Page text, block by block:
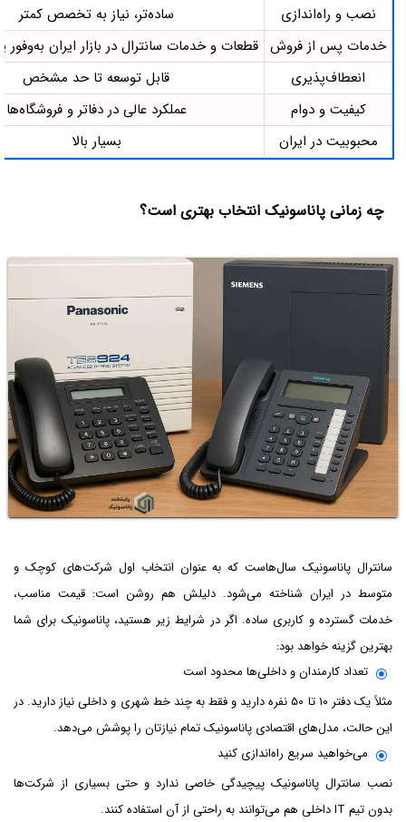
نصب و راه‌اندازی
ساده‌تر، نیاز به تخصص کمتر
خدمات پس از فروش قطعات و خدمات سانترال در بازار ایران
انعطاف‌پذیری
قابل توسعه تا حد مشخص
کیفیت و دوام
عملکرد عالی در دفاتر و فروشگاه‌ها
محبوبیت در ایران
بسیار بالا
چه زمانی پاناسونیک انتخاب بهتری است؟
سانترال پاناسونیک سال‌هاست که به عنوان انتخاب اول شرکت‌های کوچک و
متوسط در ایران شناخته می‌شود. دلیلش هم روشن است: قیمت مناسب،
خدمات گسترده و کاربری ساده. اگر در شرایط زیر هستید، پاناسونیک برای شما
بهترین گزینه خواهد بود:
تعداد کارمندان و داخلی‌ها محدود است
مثلاً یک دفتر ۱۰ تا ۵۰ نفره دارید و فقط به چند خط شهری و داخلی نیاز دارید. در
این حالت، مدل‌های اقتصادی پاناسونیک تمام نیازتان را پوشش می‌دهد.
می‌خواهید سریع راه‌اندازی کنید
نصب سانترال پاناسونیک پیچیدگی خاصی ندارد و حتی بسیاری از شرکت‌ها
بدون تیم IT داخلی هم می‌توانند به راحتی از آن استفاده کنند.